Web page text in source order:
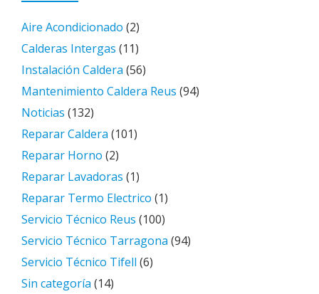
Aire Acondicionado (2)
Calderas Intergas (11)
Instalación Caldera (56)
Mantenimiento Caldera Reus (94)
Noticias (132)
Reparar Caldera (101)
Reparar Horno (2)
Reparar Lavadoras (1)
Reparar Termo Electrico (1)
Servicio Técnico Reus (100)
Servicio Técnico Tarragona (94)
Servicio Técnico Tifell (6)
Sin categoría (14)